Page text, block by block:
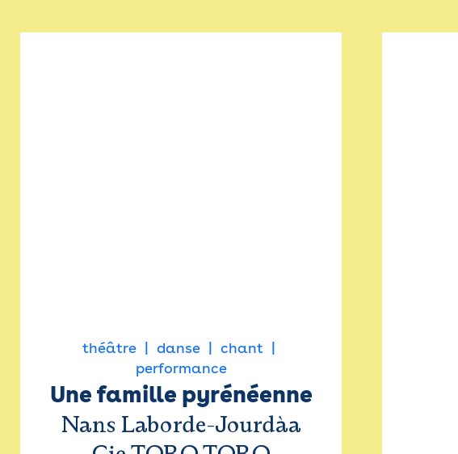
théâtre danse
chant
performance
Une famille pyrénéenne
Nans Laborde-Jourdàa